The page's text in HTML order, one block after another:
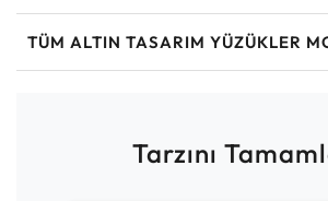
TÜM ALTIN TASARIM YÜZÜKLER
Tarzını